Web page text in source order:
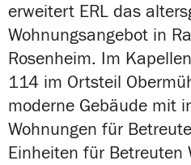
erweitert ERL das
Wohnungsangebot in
Rosenheim. Im
114 im Ortsteil
moderne Gebäude mit
Wohnungen für
Einheiten für Betreuten